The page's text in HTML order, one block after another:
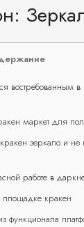
востребованным
маркет для
зеркало и не
работе в
кракен
функционала